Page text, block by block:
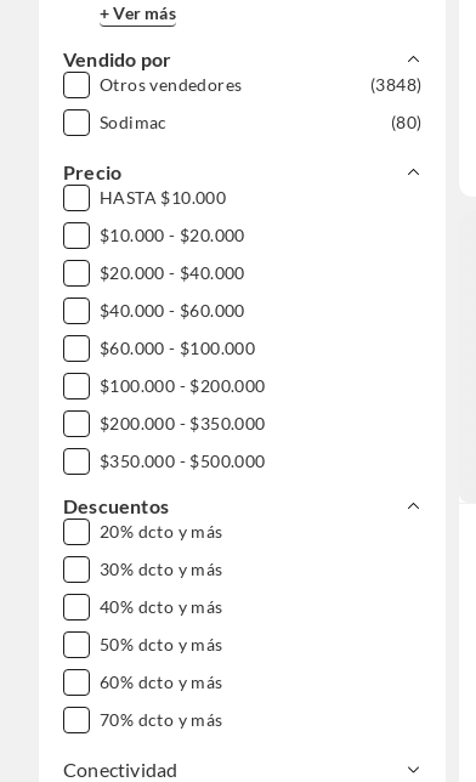
+ Ver más
Vendido por
Otros vendedores
(3848)
Sodimac
(80)
Precio
HASTA $10.000
$10.000 - $20.000
$20.000 - $40.000
$40.000 - $60.000
$60.000 - $100.000
$100.000 - $200.000
$200.000 - $350.000
$350.000 - $500.000
$500.000 - $1.000.000
DESDE $1.000.000
Descuentos
20% dcto y más
30% dcto y más
40% dcto y más
50% dcto y más
60% dcto y más
70% dcto y más
Conectividad